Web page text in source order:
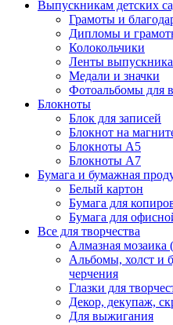
Выпускникам детских
Грамоты и
Дипломы и
Колокольчики
Ленты выпускника
Медали и значки
Фотоальбомы для
Блокноты
Блок для записей
Блокнот на
Блокноты А5
Блокноты А7
Бумага и бумажная
Белый картон
Бумага для
Бумага для
Все для творчества
Алмазная мозаика
Альбомы, холст и
черчения
Глазки для
Декор, декупаж,
Для выжигания